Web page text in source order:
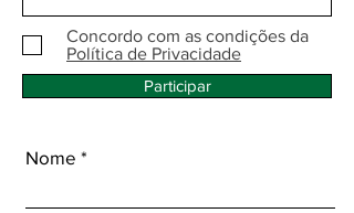
Concordo com as condições da
Política de Privacidade
Participar
Nome